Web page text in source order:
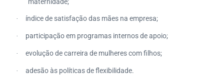
· índice de satisfação das mães na empresa;
· participação em programas internos de apoio;
· evolução de carreira de mulheres com filhos;
· adesão às políticas de flexibilidade.